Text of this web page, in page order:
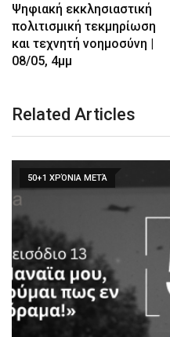
Ψηφιακή εκκλησιαστική
πολιτισμική τεκμηρίωση
και τεχνητή νοημοσύνη |
08/05, 4μμ
Related Articles
50+1 ΧΡΌΝΙΑ ΜΕΤΆ